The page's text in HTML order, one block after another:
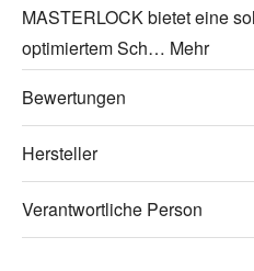
MASTERLOCK bietet eine
optimiertem Sch… Mehr
Bewertungen
Hersteller
Verantwortliche Person